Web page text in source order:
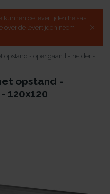
kunnen de levertijden helaas
over de levertijden neem
opstand - opengaand - helder -
opstand -
120x120